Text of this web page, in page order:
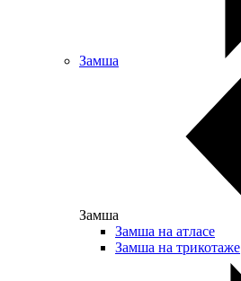
Замша
Замша
Замша на атласе
Замша на трикотаже